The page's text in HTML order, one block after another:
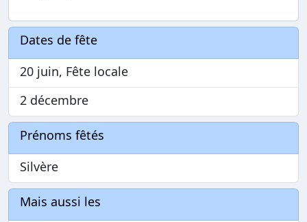
Dates de fête
20 juin, Fête locale
2 décembre
Prénoms fêtés
Silvère
Mais aussi les